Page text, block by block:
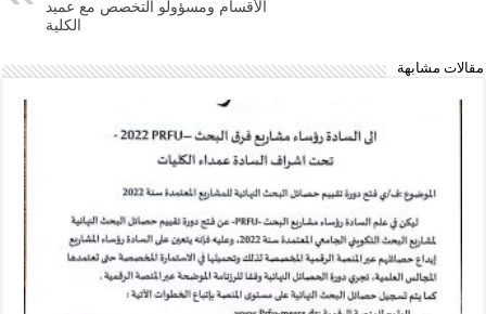
الأقسام ومسؤولو التخصص مع عميد
الكلية
مقالات مشابهة